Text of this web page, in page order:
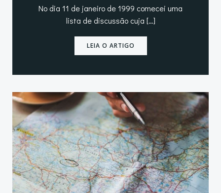
No dia 11 de janeiro de 1999 comecei uma
lista de discussão cuja […]
LEIA O ARTIGO